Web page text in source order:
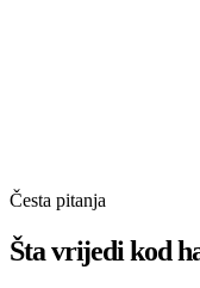
Česta pitanja
Šta vrijedi kod